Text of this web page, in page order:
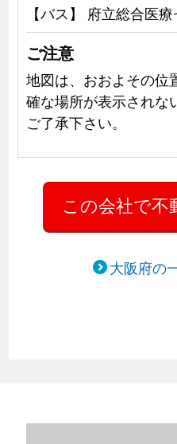
【バス】 府立総合医
ご注意
地図は、おおよその位
確な場所が表示されな
ご了承下さい。
大阪府の